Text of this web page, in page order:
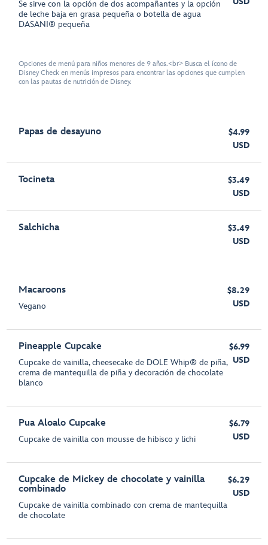
Se sirve con la opción de dos acompañantes y la opción
de leche baja en grasa pequeña o botella de agua
DASANI® pequeña
Opciones de menú para niños menores de 9 años.<br> Busca el ícono de
Disney Check en menús impresos para encontrar las opciones que cumplen
con las pautas de nutrición de Disney.
Papas de desayuno
$4.99
USD
Tocineta
$3.49
USD
Salchicha
$3.49
USD
Macaroons
Vegano
$8.29
USD
Pineapple Cupcake
Cupcake de vainilla, cheesecake de DOLE Whip® de piña,
crema de mantequilla de piña y decoración de chocolate
blanco
$6.99
USD
Pua Aloalo Cupcake
Cupcake de vainilla con mousse de hibisco y lichi
$6.79
USD
Cupcake de Mickey de chocolate y vainilla
combinado
Cupcake de vainilla combinado con crema de mantequilla
de chocolate
$6.29
USD